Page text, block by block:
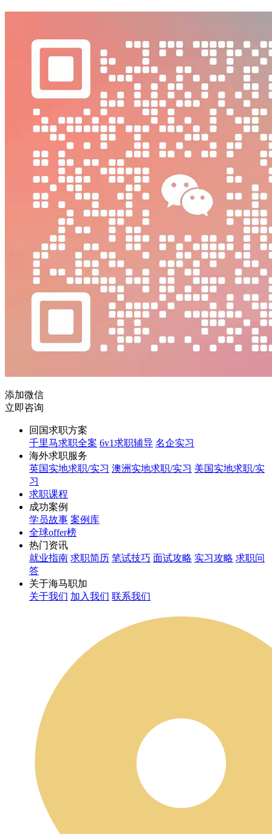
添加微信
立即咨询
回国求职方案
千里马求职全案 6v1求职辅导 名企实习
海外求职服务
英国实地求职/实习 澳洲实地求职/实习 美国实地求职/实
习
求职课程
成功案例
学员故事 案例库
全球offer榜
热门资讯
就业指南 求职简历 笔试技巧 面试攻略 实习攻略 求职问
答
关于海马职加
关于我们 加入我们 联系我们